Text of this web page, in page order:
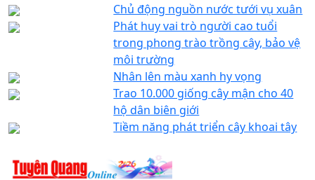
Chủ động nguồn nước tưới vụ xuân
Phát huy vai trò người cao tuổi
trong phong trào trồng cây, bảo vệ
môi trường
Nhân lên màu xanh hy vọng
Trao 10.000 giống cây mận cho 40
hộ dân biên giới
Tiềm năng phát triển cây khoai tây